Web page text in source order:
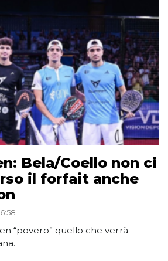
Bela/Coello non ci
il forfait anche
“povero” quello che verrà